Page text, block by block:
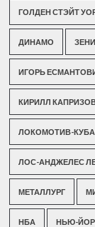
ГОЛДЕН СТЭЙТ
ДИНАМО
ИГОРЬ
КИРИЛЛ
ЛОКОМОТИВ-
ЛОС-АНДЖЕЛЕС
МЕТАЛЛУРГ
НБА НЬЮ-